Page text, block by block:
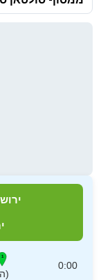
0:00